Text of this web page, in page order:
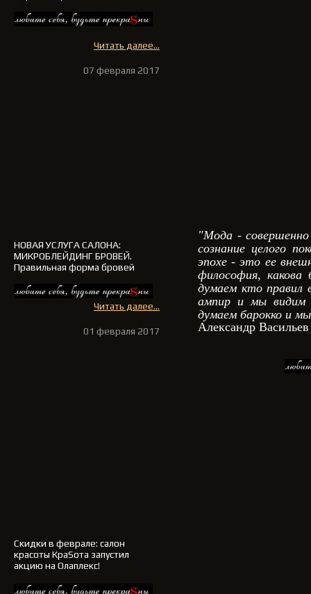
Читать далее...
07 февраля 2017
НОВАЯ УСЛУГА САЛОНА:
МИКРОБЛЕЙДИНГ БРОВЕЙ.
Правильная форма бровей
Читать далее...
01 февраля 2017
Скидки в феврале: салон
красоты КраSота запустил
акцию на Олаплекс!
"Мода -
сознание целого
эпохе - это ее
философия,
думаем кто
ампир и мы видим
думаем барокко и
Александр Васильев